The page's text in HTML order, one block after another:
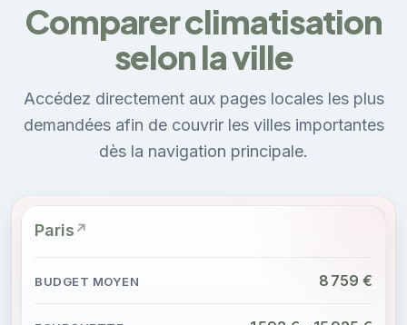
Comparer climatisation
selon la ville
Accédez directement aux pages locales les plus
demandées afin de couvrir les villes importantes
dès la navigation principale.
Paris
8 759 €